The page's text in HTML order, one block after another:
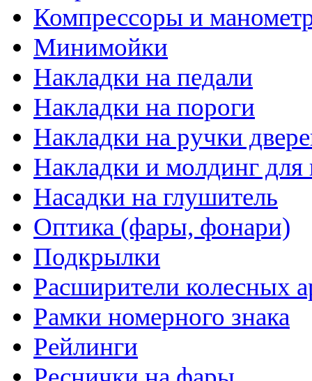
Компрессоры и
Минимойки
Накладки на педали
Накладки на пороги
Накладки на ручки
Накладки и молдинг для
Насадки на глушитель
Оптика (фары, фонари)
Подкрылки
Расширители колесных
Рамки номерного знака
Рейлинги